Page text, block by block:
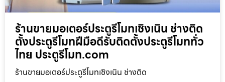
ร้านขายมอเตอร์ประตูรีโมทเชิงเนิน ช่างติด
ตั้งประตูรีโมทฝีมือดีรับติดตั้งประตูรีโมททั่ว
ไทย ประตูรีโมท.com
ร้านขายมอเตอร์ประตูรีโมทเชิงเนิน ช่างติด